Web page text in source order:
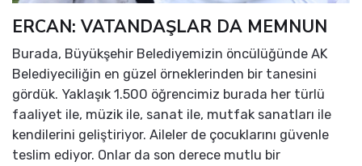
ERCAN: VATANDAŞLAR DA MEMNUN
Burada, Büyükşehir Belediyemizin öncülüğünde AK
Belediyeciliğin en güzel örneklerinden bir tanesini
gördük. Yaklaşık 1.500 öğrencimiz burada her türlü
faaliyet ile, müzik ile, sanat ile, mutfak sanatları ile
kendilerini geliştiriyor. Aileler de çocuklarını güvenle
teslim ediyor. Onlar da son derece mutlu bir